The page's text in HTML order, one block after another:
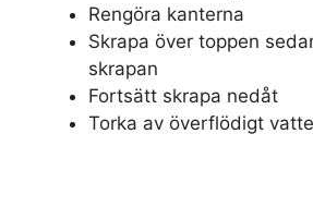
Rengöra kanterna
Skrapa över toppen
skrapan
Fortsätt skrapa nedåt
Torka av överflödigt